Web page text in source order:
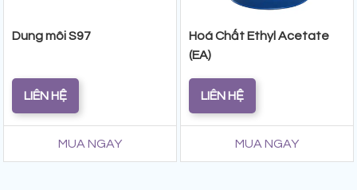
Dung môi S97
LIÊN HỆ
MUA NGAY
Hoá Chất Ethyl Acetate
(EA)
LIÊN HỆ
MUA NGAY